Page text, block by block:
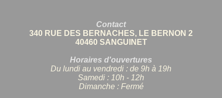
Contact
340 RUE DES BERNACHES, LE BERNON 2
40460 SANGUINET
Horaires d'ouvertures
Du lundi au vendredi : de 9h à 19h
Samedi : 10h - 12h
Dimanche : Fermé